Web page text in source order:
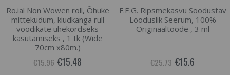
Ro.ial Non Wowen roll, Õhuke
mittekudum, kiudkanga rull
voodikate ühekordseks
kasutamiseks , 1 tk (Wide
70cm x80m.)
€15.96 €15.48
F.E.G. Ripsmekasvu Soodustav
Looduslik Seerum, 100%
Originaaltoode , 3 ml
€25.73 €15.6